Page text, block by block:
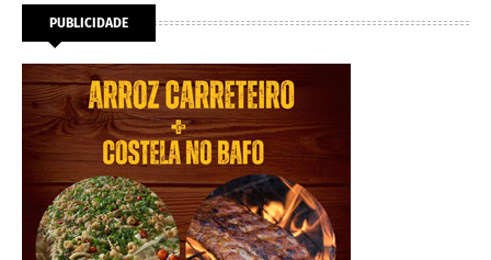
PUBLICIDADE